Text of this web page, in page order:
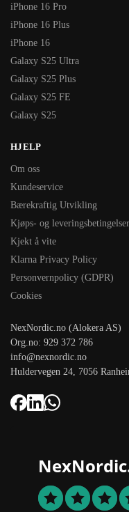
iPhone 16 Pro
iPhone 16 Plus
iPhone 16
Galaxy S25 Ultra
Galaxy S25 Plus
Galaxy S25 FE
Galaxy S25
HJELP
Om oss
Kundeservice
Bærekraftig Utvikling
Kjøps- og leveringsbetingelser
Kjekt å vite
Klarna Privacy Policy
Personvernpolicy (GDPR)
Cookies
NexNordic.no (Alokera AS)
Org.no: 929 372 786
info@nexnordic.no
Huldervegen 24, 7056